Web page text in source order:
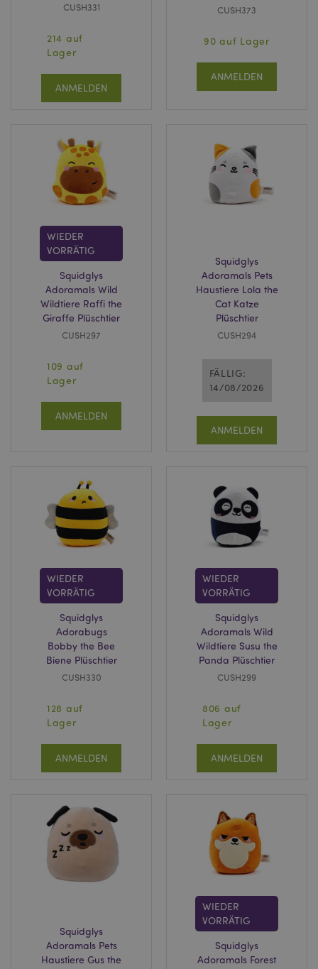
CUSH331
214 auf
Lager
ANMELDEN
CUSH373
90 auf Lager
ANMELDEN
WIEDER
VORRÄTIG
Squidglys
Adoramals Wild
Wildtiere Raffi the
Giraffe Plüschtier
CUSH297
109 auf
Lager
ANMELDEN
Squidglys
Adoramals Pets
Haustiere Lola the
Cat Katze
Plüschtier
CUSH294
FÄLLIG:
14/08/2026
ANMELDEN
WIEDER
VORRÄTIG
Squidglys
Adorabugs
Bobby the Bee
Biene Plüschtier
CUSH330
128 auf
Lager
ANMELDEN
WIEDER
VORRÄTIG
Squidglys
Adoramals Wild
Wildtiere Susu the
Panda Plüschtier
CUSH299
806 auf
Lager
ANMELDEN
Squidglys
Adoramals Pets
Haustiere Gus the
WIEDER
VORRÄTIG
Squidglys
Adoramals Forest